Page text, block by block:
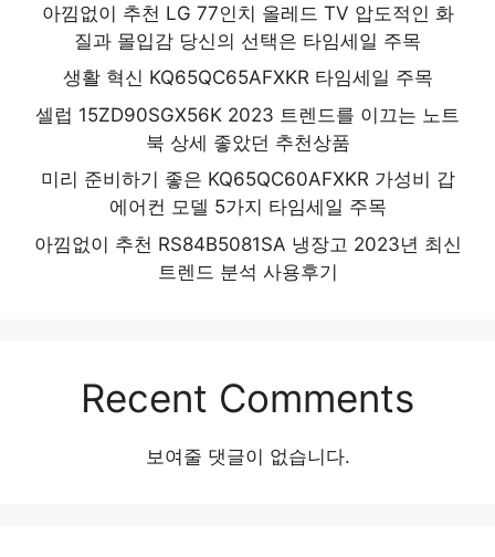
아낌없이 추천 LG 77인치 올레드 TV 압도적인 화
질과 몰입감 당신의 선택은 타임세일 주목
생활 혁신 KQ65QC65AFXKR 타임세일 주목
셀럽 15ZD90SGX56K 2023 트렌드를 이끄는 노트
북 상세 좋았던 추천상품
미리 준비하기 좋은 KQ65QC60AFXKR 가성비 갑
에어컨 모델 5가지 타임세일 주목
아낌없이 추천 RS84B5081SA 냉장고 2023년 최신
트렌드 분석 사용후기
Recent Comments
보여줄 댓글이 없습니다.